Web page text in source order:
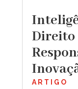
ARTIGO